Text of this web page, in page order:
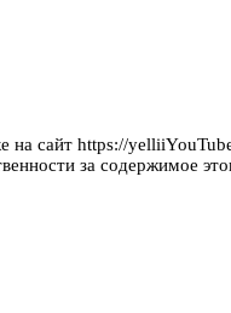
на сайт https://
за содержимое